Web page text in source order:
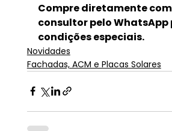
Compre diretamente
consultor pelo WhatsApp
condições especiais.
Novidades
Fachadas, ACM e Placas Solares